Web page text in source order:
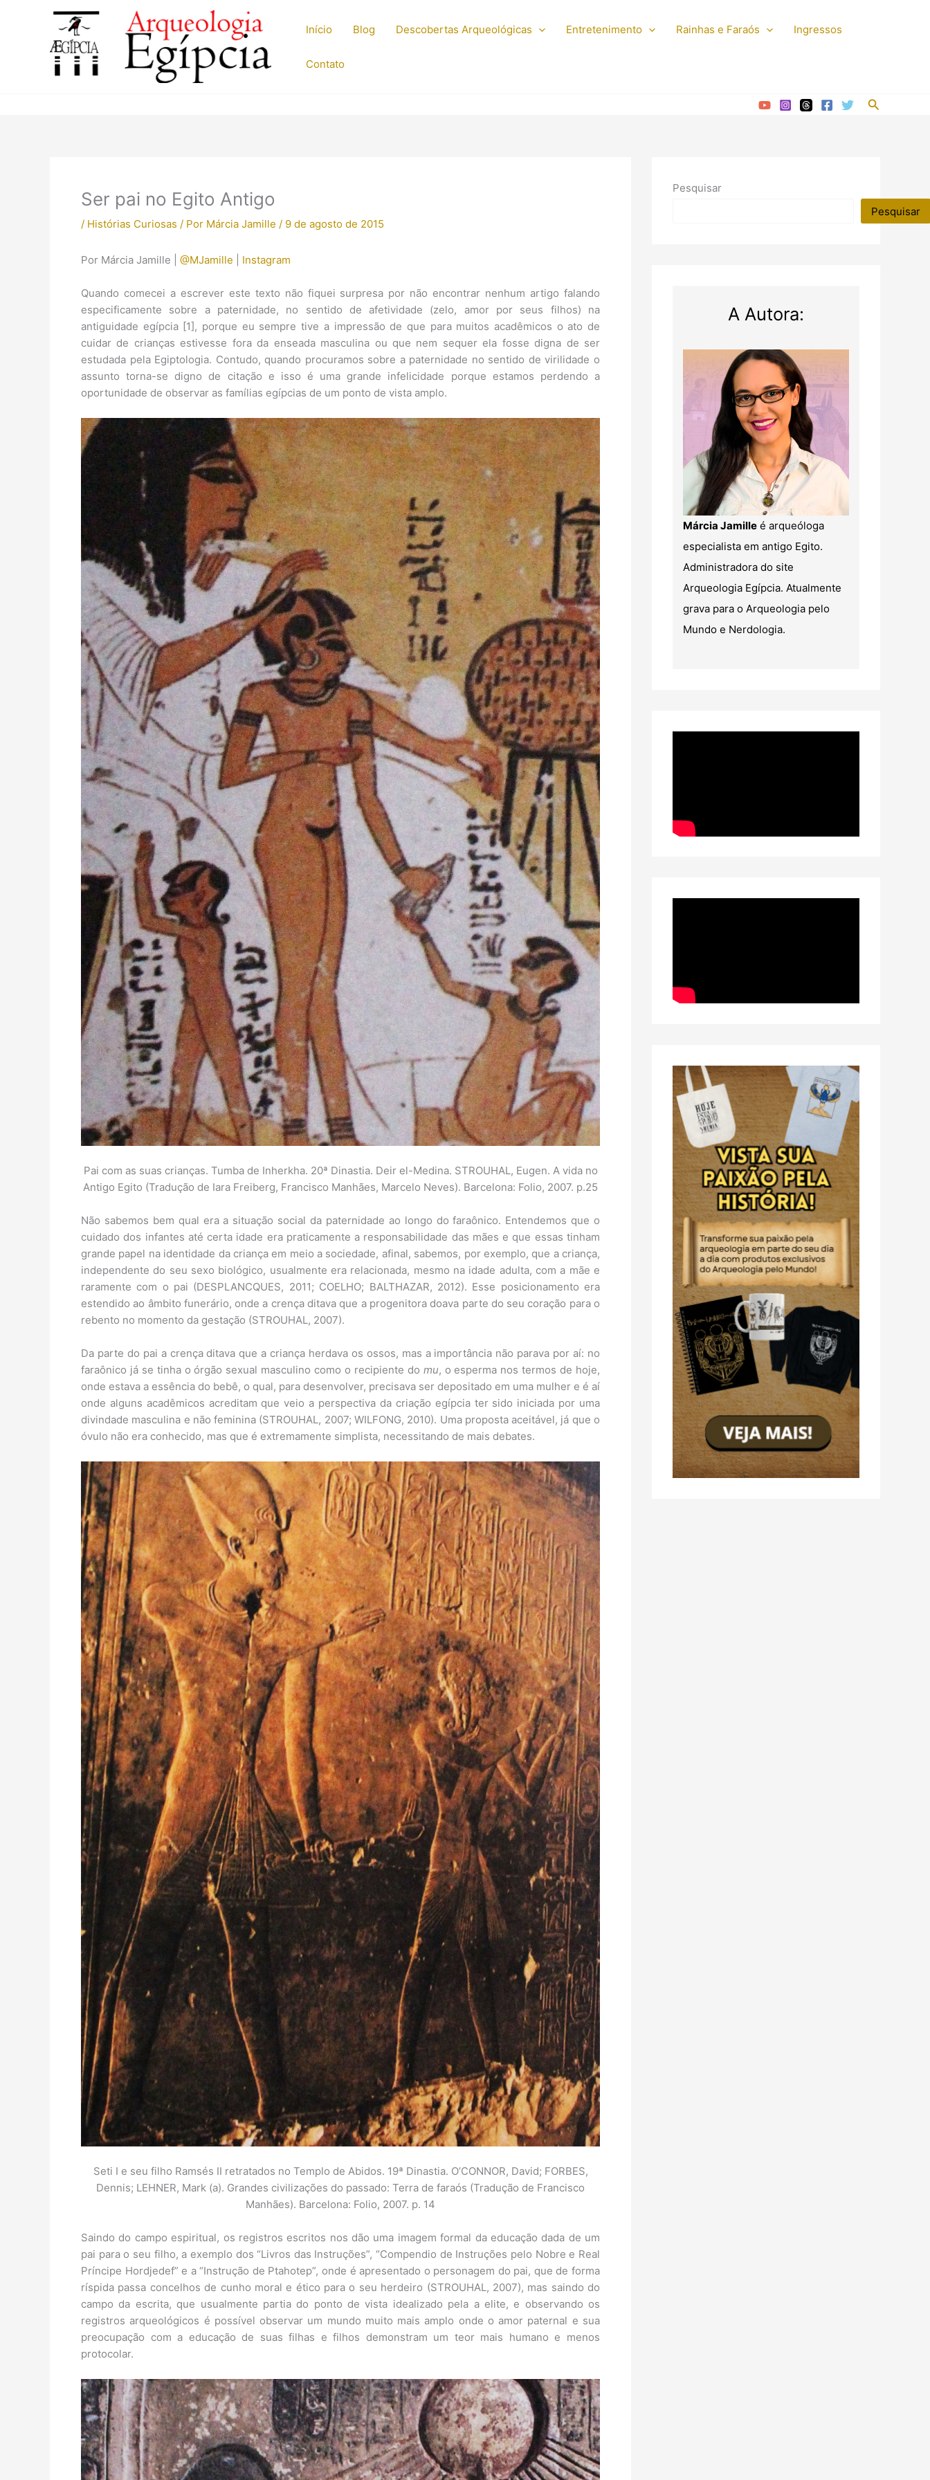
Início Blog Descobertas Arqueológicas Entretenimento Rainhas e Faraós Ingressos
Contato
Pesquisar
Ser pai no Egito Antigo
/ Histórias Curiosas / Por Márcia Jamille / 9 de agosto de 2015
Por Márcia Jamille | @MJamille Instagram
Quando comecei a escrever este texto não fiquei surpresa por não encontrar nenhum artigo falando
especificamente sobre a paternidade, no sentido de afetividade (zelo, amor por seus filhos) na
antiguidade egípcia [1], porque eu sempre tive a impressão de que para muitos acadêmicos o ato de
cuidar de crianças estivesse fora da enseada masculina ou que nem sequer ela fosse digna de ser
estudada pela Egiptologia. Contudo, quando procuramos sobre a paternidade no sentido de virilidade o
assunto torna-se digno de citação e isso é uma grande infelicidade porque estamos perdendo a
oportunidade de observar as famílias egípcias de um ponto de vista amplo.
Pai com as suas crianças. Tumba de Inherkha. 20ª Dinastia. Deir el-Medina. STROUHAL, Eugen. A vida no
Antigo Egito (Tradução de Iara Freiberg, Francisco Manhães, Marcelo Neves). Barcelona: Folio, 2007. p.25
Não sabemos bem qual era a situação social da paternidade ao longo do faraônico. Entendemos que o
cuidado dos infantes até certa idade era praticamente a responsabilidade das mães e que essas tinham
grande papel na identidade da criança em meio a sociedade, afinal, sabemos, por exemplo, que a criança,
independente do seu sexo biológico, usualmente era relacionada, mesmo na idade adulta, com a mãe e
raramente com o pai (DESPLANCQUES, 2011; COELHO; BALTHAZAR, 2012). Esse posicionamento era
estendido ao âmbito funerário, onde a crença ditava que a progenitora doava parte do seu coração para o
rebento no momento da gestação (STROUHAL, 2007).
Da parte do pai a crença ditava que a criança herdava os ossos, mas a importância não parava por aí: no
faraônico já se tinha o órgão sexual masculino como o recipiente do mu, o esperma nos termos de hoje,
onde estava a essência do bebê, o qual, para desenvolver, precisava ser depositado em uma mulher e é aí
onde alguns acadêmicos acreditam que veio a perspectiva da criação egípcia ter sido iniciada por uma
divindade masculina e não feminina (STROUHAL, 2007; WILFONG, 2010). Uma proposta aceitável, já que o
óvulo não era conhecido, mas que é extremamente simplista, necessitando de mais debates.
Seti I e seu filho Ramsés II retratados no Templo de Abidos. 19ª Dinastia. O’CONNOR, David; FORBES,
Dennis; LEHNER, Mark (a). Grandes civilizações do passado: Terra de faraós (Tradução de Francisco
Manhães). Barcelona: Folio, 2007. p. 14
Saindo do campo espiritual, os registros escritos nos dão uma imagem formal da educação dada de um
pai para o seu filho, a exemplo dos “Livros das Instruções”, “Compendio de Instruções pelo Nobre e Real
Príncipe Hordjedef” e a “Instrução de Ptahotep”, onde é apresentado o personagem do pai, que de forma
ríspida passa concelhos de cunho moral e ético para o seu herdeiro (STROUHAL, 2007), mas saindo do
campo da escrita, que usualmente partia do ponto de vista idealizado pela a elite, e observando os
registros arqueológicos é possível observar um mundo muito mais amplo onde o amor paternal e sua
preocupação com a educação de suas filhas e filhos demonstram um teor mais humano e menos
protocolar.
Pesquisar
Pesquisar
A Autora:
Márcia Jamille é arqueóloga
especialista em antigo Egito.
Administradora do site
Arqueologia Egípcia. Atualmente
grava para o Arqueologia pelo
Mundo e Nerdologia.